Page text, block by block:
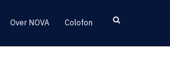
Over NOVA Colofon